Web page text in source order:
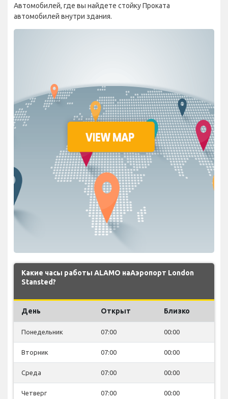
Автомобилей, где вы найдете стойку Проката
автомобилей внутри здания.
Какие часы работы ALAMO наАэропорт London
Stansted?
День Открыт Близко
Понедельник 07:00 00:00
Вторник 07:00 00:00
Среда 07:00 00:00
Четверг 07:00 00:00